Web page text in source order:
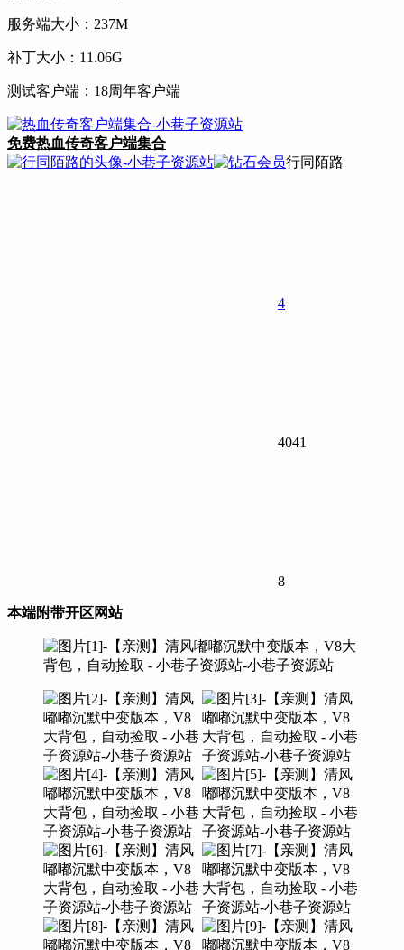
服务端大小：237M
补丁大小：11.06G
测试客户端：18周年客户端
免费热血传奇客户端集合
行同陌路
4
4041
8
本端附带开区网站